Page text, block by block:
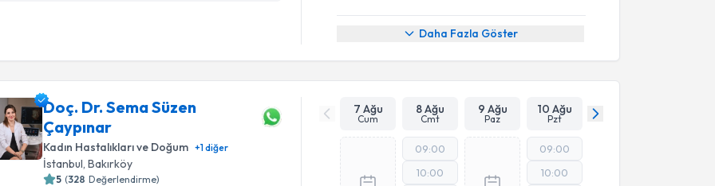
Daha Fazla Göster
Doç. Dr. Sema Süzen
Çaypınar
Kadın Hastalıkları ve Doğum +1diğer
İstanbul,Bakırköy
5 (328 Değerlendirme)
7 Ağu
Cum
8 Ağu
Cmt
9 Ağu
Paz
10 Ağu
Pzt
09:00
10:00
09:00
10:00